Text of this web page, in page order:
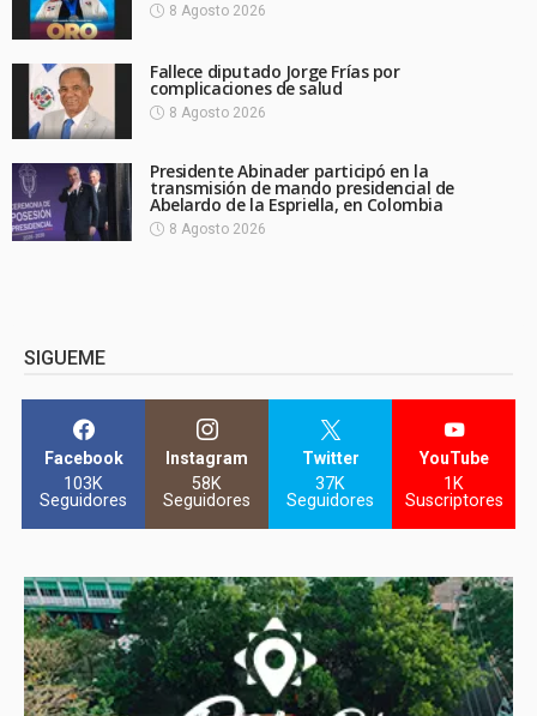
8 Agosto 2026
Fallece diputado Jorge Frías por
complicaciones de salud
8 Agosto 2026
Presidente Abinader participó en la
transmisión de mando presidencial de
Abelardo de la Espriella, en Colombia
8 Agosto 2026
SIGUEME
Facebook
103K
Seguidores
Instagram
58K
Seguidores
Twitter
37K
Seguidores
YouTube
1K
Suscriptores